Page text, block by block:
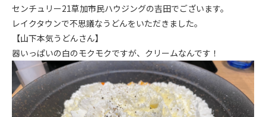
センチュリー21草加市民ハウジングの吉田でございます。
レイクタウンで不思議なうどんをいただきました。
【山下本気うどんさん】
器いっぱいの白のモクモクですが、クリームなんです！